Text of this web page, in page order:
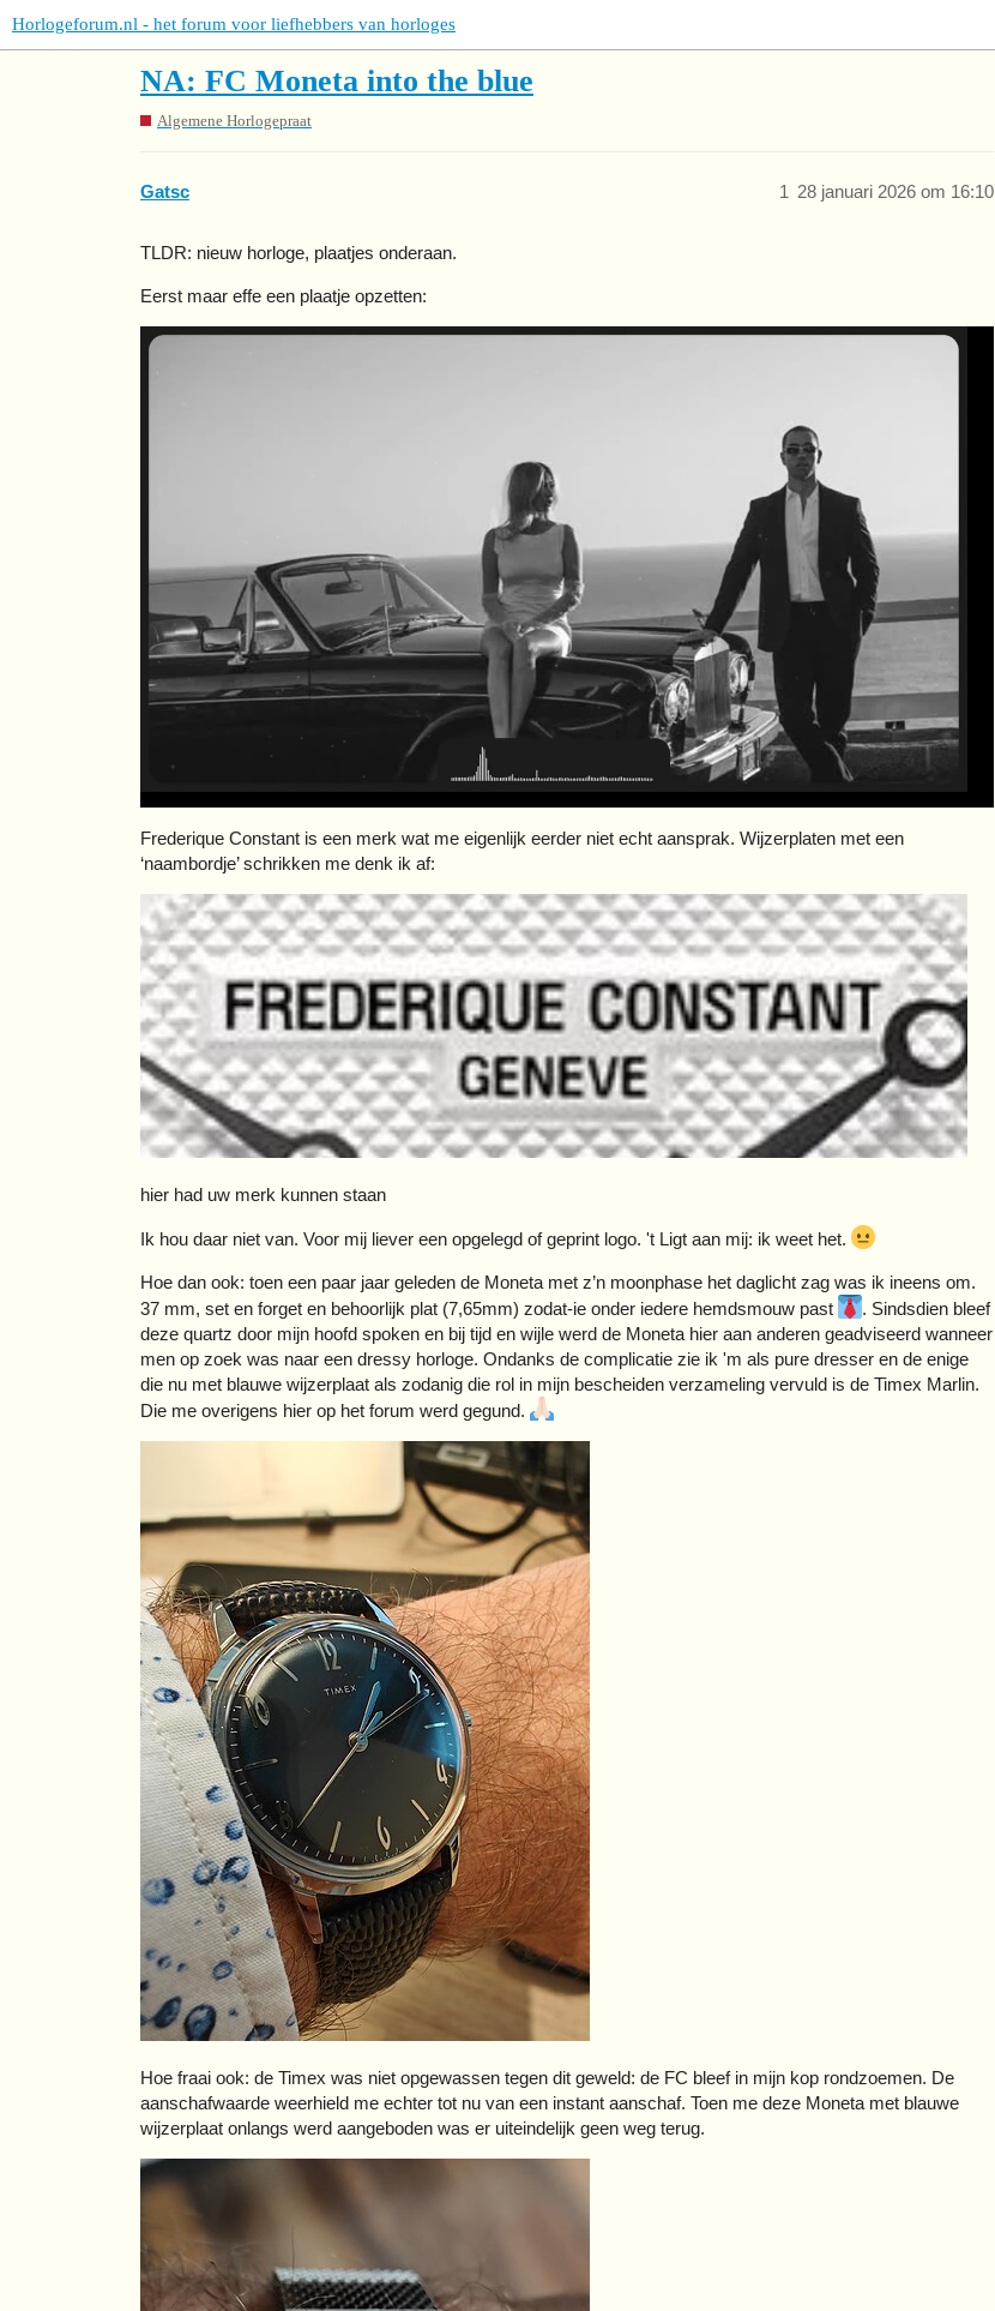
Horlogeforum.nl - het forum voor liefhebbers van horloges
NA: FC Moneta into the blue
Algemene Horlogepraat
Gatsc 28 januari 2026 om 16:10
1
TLDR: nieuw horloge, plaatjes onderaan.
Eerst maar effe een plaatje opzetten:
Frederique Constant is een merk wat me eigenlijk eerder niet echt aansprak. Wijzerplaten met een
‘naambordje’ schrikken me denk ik af:
hier had uw merk kunnen staan
Ik hou daar niet van. Voor mij liever een opgelegd of geprint logo. 't Ligt aan mij: ik weet het.
Hoe dan ook: toen een paar jaar geleden de Moneta met z’n moonphase het daglicht zag was ik ineens om.
37 mm, set en forget en behoorlijk plat (7,65mm) zodat-ie onder iedere hemdsmouw past
. Sindsdien bleef
deze quartz door mijn hoofd spoken en bij tijd en wijle werd de Moneta hier aan anderen geadviseerd wanneer
men op zoek was naar een dressy horloge. Ondanks de complicatie zie ik 'm als pure dresser en de enige
die nu met blauwe wijzerplaat als zodanig die rol in mijn bescheiden verzameling vervuld is de Timex Marlin.
Die me overigens hier op het forum werd gegund.
Hoe fraai ook: de Timex was niet opgewassen tegen dit geweld: de FC bleef in mijn kop rondzoemen. De
aanschafwaarde weerhield me echter tot nu van een instant aanschaf. Toen me deze Moneta met blauwe
wijzerplaat onlangs werd aangeboden was er uiteindelijk geen weg terug.